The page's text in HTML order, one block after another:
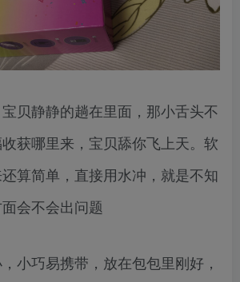
贝静静的趟在里面，那小舌头不
获哪里来，宝贝舔你飞上天。软
算简单，直接用水冲，就是不知
会不会出问题
小巧易携带，放在包包里刚好，